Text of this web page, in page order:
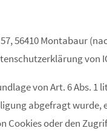
56410 Montabaur
von
von Art. 6 Abs.
abgefragt wurde,
oder den